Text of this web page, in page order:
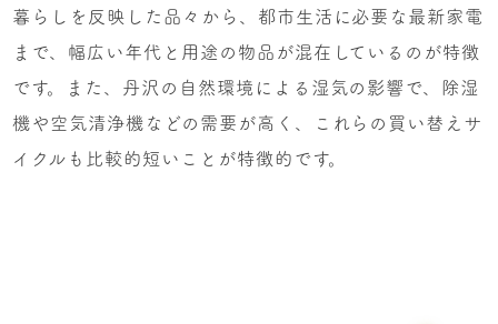
暮らしを反映した品々から、都市生活に必要な最新家電
まで、幅広い年代と用途の物品が混在しているのが特徴
です。また、丹沢の自然環境による湿気の影響で、除湿
機や空気清浄機などの需要が高く、これらの買い替えサ
イクルも比較的短いことが特徴的です。